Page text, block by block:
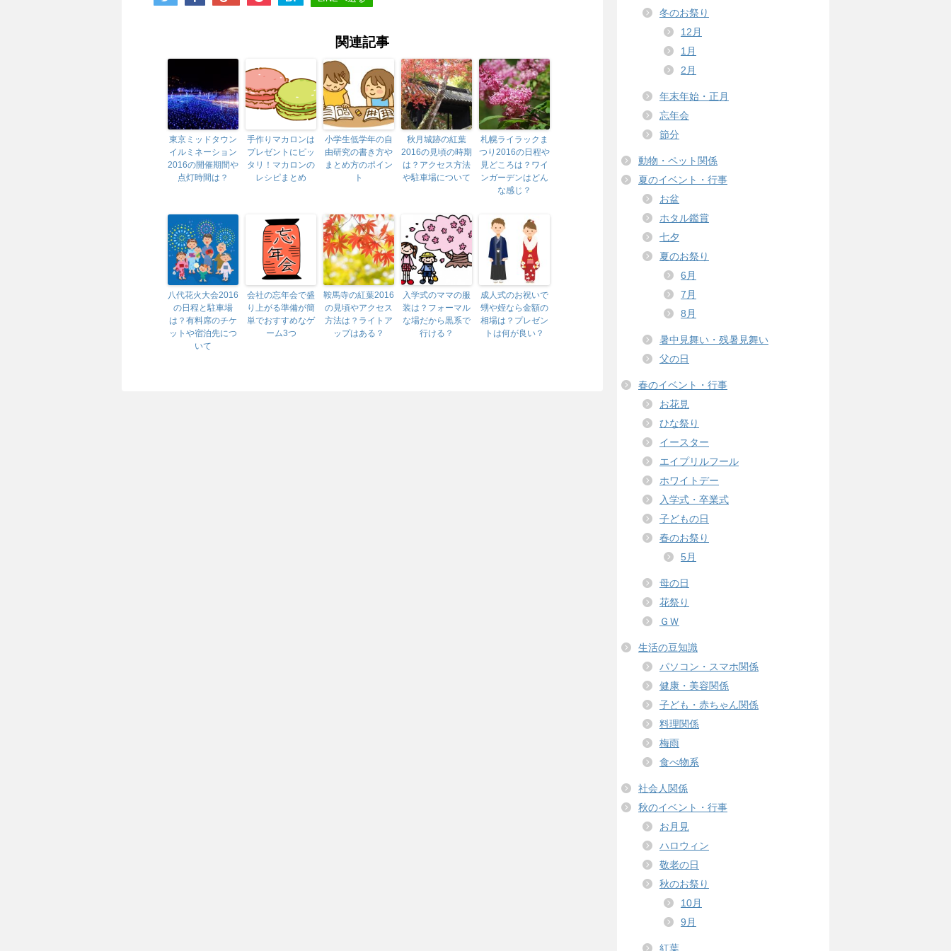
関連記事
東京ミッドタウン
イルミネーション
2016の開催期間や
点灯時間は？
手作りマカロンは
プレゼントにピッ
タリ！マカロンの
レシピまとめ
小学生低学年の自
由研究の書き方や
まとめ方のポイン
ト
秋月城跡の紅葉
2016の見頃の時期
は？アクセス方法
や駐車場について
札幌ライラックま
つり2016の日程や
見どころは？ワイ
ンガーデンはどん
な感じ？
八代花火大会2016
の日程と駐車場
は？有料席のチケ
ットや宿泊先につ
いて
会社の忘年会で盛
り上がる準備が簡
単でおすすめなゲ
ーム3つ
鞍馬寺の紅葉2016
の見頃やアクセス
方法は？ライトア
ップはある？
入学式のママの服
装は？フォーマル
な場だから黒系で
行ける？
成人式のお祝いで
甥や姪なら金額の
相場は？プレゼン
トは何が良い？
冬のお祭り
12月
1月
2月
年末年始・正月
忘年会
節分
動物・ペット関係
夏のイベント・行事
お盆
ホタル鑑賞
七夕
夏のお祭り
6月
7月
8月
暑中見舞い・残暑見舞い
父の日
春のイベント・行事
お花見
ひな祭り
イースター
エイプリルフール
ホワイトデー
入学式・卒業式
子どもの日
春のお祭り
5月
母の日
花祭り
ＧＷ
生活の豆知識
パソコン・スマホ関係
健康・美容関係
子ども・赤ちゃん関係
料理関係
梅雨
食べ物系
社会人関係
秋のイベント・行事
お月見
ハロウィン
敬老の日
秋のお祭り
10月
9月
紅葉